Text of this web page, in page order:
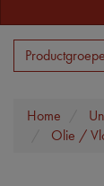
Home
Olie /